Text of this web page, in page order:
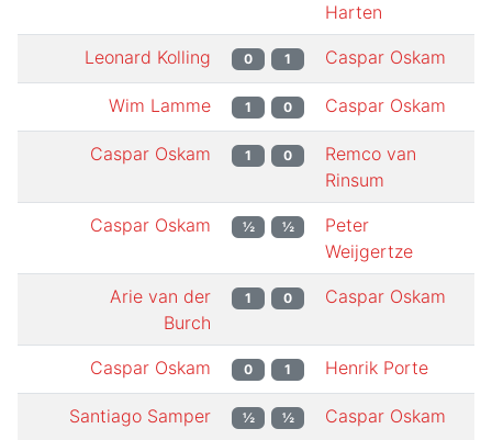
Harten
Leonard Kolling 0 1 Caspar Oskam
Wim Lamme 1 0 Caspar Oskam
Caspar Oskam 1 0
Remco van
Rinsum
Caspar Oskam ½ ½
Peter
Weijgertze
Arie van der
Burch
1 0 Caspar Oskam
Caspar Oskam 0 1 Henrik Porte
Santiago Samper ½ ½ Caspar Oskam